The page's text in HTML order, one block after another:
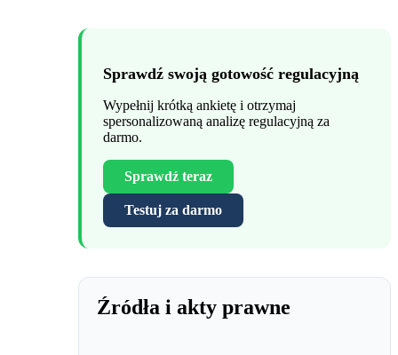
Sprawdź swoją gotowość regulacyjną
Wypełnij krótką ankietę i otrzymaj
spersonalizowaną analizę regulacyjną za
darmo.
Sprawdź teraz
Testuj za darmo
Źródła i akty prawne